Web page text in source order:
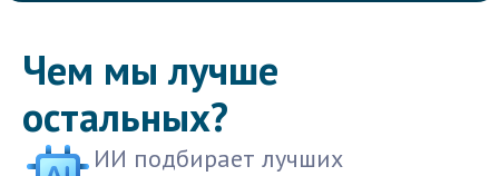
Чем мы лучше
остальных?
ИИ подбирает лучших